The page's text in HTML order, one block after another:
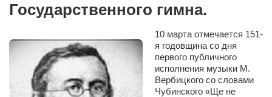
Здоровый образ жизни
Активный отдых
Курьезы
Досье
Государственного гимна.
10 марта отмечается 151-
я годовщина со дня
первого публичного
исполнения музыки М.
Вербицкого со словами
Чубинского «Ще не